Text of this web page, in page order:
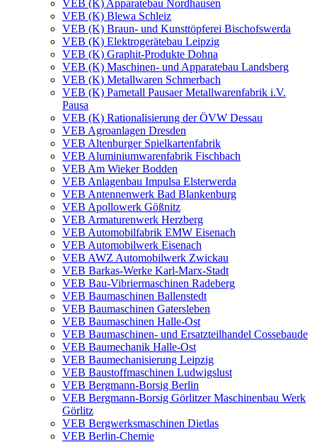
VEB (K) Apparatebau Nordhausen
VEB (K) Blewa Schleiz
VEB (K) Braun- und Kunsttöpferei Bischofswerda
VEB (K) Elektrogerätebau Leipzig
VEB (K) Graphit-Produkte Dohna
VEB (K) Maschinen- und Apparatebau Landsberg
VEB (K) Metallwaren Schmerbach
VEB (K) Pametall Pausaer Metallwarenfabrik i.V.
Pausa
VEB (K) Rationalisierung der ÖVW Dessau
VEB Agroanlagen Dresden
VEB Altenburger Spielkartenfabrik
VEB Aluminiumwarenfabrik Fischbach
VEB Am Wieker Bodden
VEB Anlagenbau Impulsa Elsterwerda
VEB Antennenwerk Bad Blankenburg
VEB Apollowerk Gößnitz
VEB Armaturenwerk Herzberg
VEB Automobilfabrik EMW Eisenach
VEB Automobilwerk Eisenach
VEB AWZ Automobilwerk Zwickau
VEB Barkas-Werke Karl-Marx-Stadt
VEB Bau-Vibriermaschinen Radeberg
VEB Baumaschinen Ballenstedt
VEB Baumaschinen Gatersleben
VEB Baumaschinen Halle-Ost
VEB Baumaschinen- und Ersatzteilhandel Cossebaude
VEB Baumechanik Halle-Ost
VEB Baumechanisierung Leipzig
VEB Baustoffmaschinen Ludwigslust
VEB Bergmann-Borsig Berlin
VEB Bergmann-Borsig Görlitzer Maschinenbau Werk
Görlitz
VEB Bergwerksmaschinen Dietlas
VEB Berlin-Chemie